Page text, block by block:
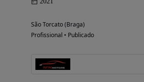
São Torcato (Braga)
Profissional • Publicado